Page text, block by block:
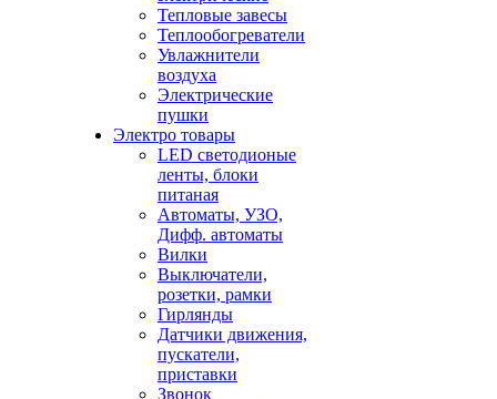
Тепловые завесы
Теплообогреватели
Увлажнители
воздуха
Электрические
пушки
Электро товары
LED светодионые
ленты, блоки
питаная
Автоматы, УЗО,
Дифф. автоматы
Вилки
Выключатели,
розетки, рамки
Гирлянды
Датчики движения,
пускатели,
приставки
Звонок